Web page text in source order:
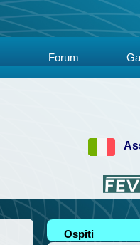
Forum
Ospiti